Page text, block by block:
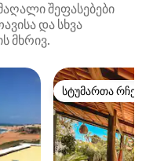
შეფასებები
და სხვა
მხრივ.
სტუმართა
სტუმართა